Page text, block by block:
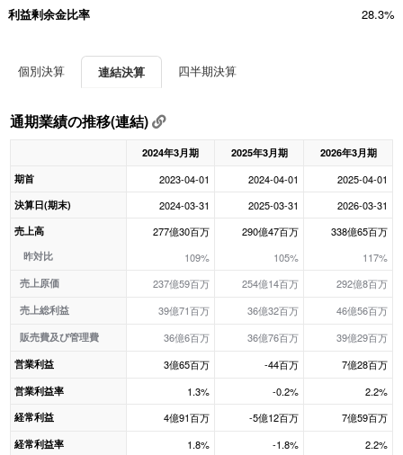
利益剰余金比率
28.3%
個別決算 連結決算 四半期決算
通期業績の推移(連結)
2024年3月期 2025年3月期
2026年3月期
期首
2023-04-01 2024-04-01 2025-04-01
決算日(期末) 2024-03-31 2025-03-31 2026-03-31
売上高
昨対比
277億30百万
109%
290億47百万
105%
338億65百万
117%
売上原価 237億59百万 254億14百万 292億8百万
売上総利益 39億71百万 36億32百万 46億56百万
販売費及び管理費 36億6百万 36億76百万 39億29百万
営業利益 3億65百万 -44百万 7億28百万
営業利益率 1.3% -0.2% 2.2%
経常利益 4億91百万 -5億12百万 7億59百万
経常利益率 1.8% -1.8% 2.2%